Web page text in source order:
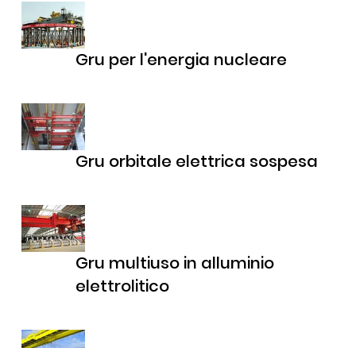
Gru per l'energia nucleare
Gru orbitale elettrica sospesa
Gru multiuso in alluminio
elettrolitico